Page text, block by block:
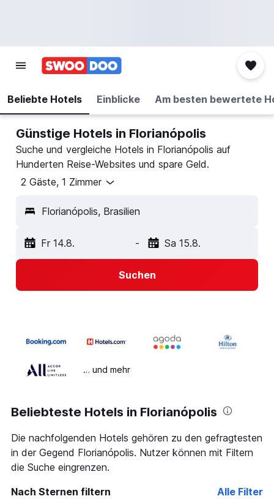
Beliebte Hotels Einblicke Am besten bewertete
Günstige Hotels in Florianópolis
Suche und vergleiche Hotels in Florianópolis auf
Hunderten Reise-Websites und spare Geld.
2 Gäste, 1 Zimmer
Florianópolis, Brasilien
Fr 14.8. - Sa 15.8.
Suchen
… und mehr
Beliebteste Hotels in Florianópolis
Die nachfolgenden Hotels gehören zu den gefragtesten
in der Gegend Florianópolis. Nutzer können mit Filtern
die Suche eingrenzen.
Nach Sternen filtern
Alle Filter